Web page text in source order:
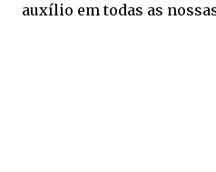
auxílio em todas as